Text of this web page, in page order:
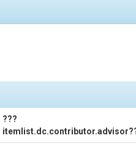
???